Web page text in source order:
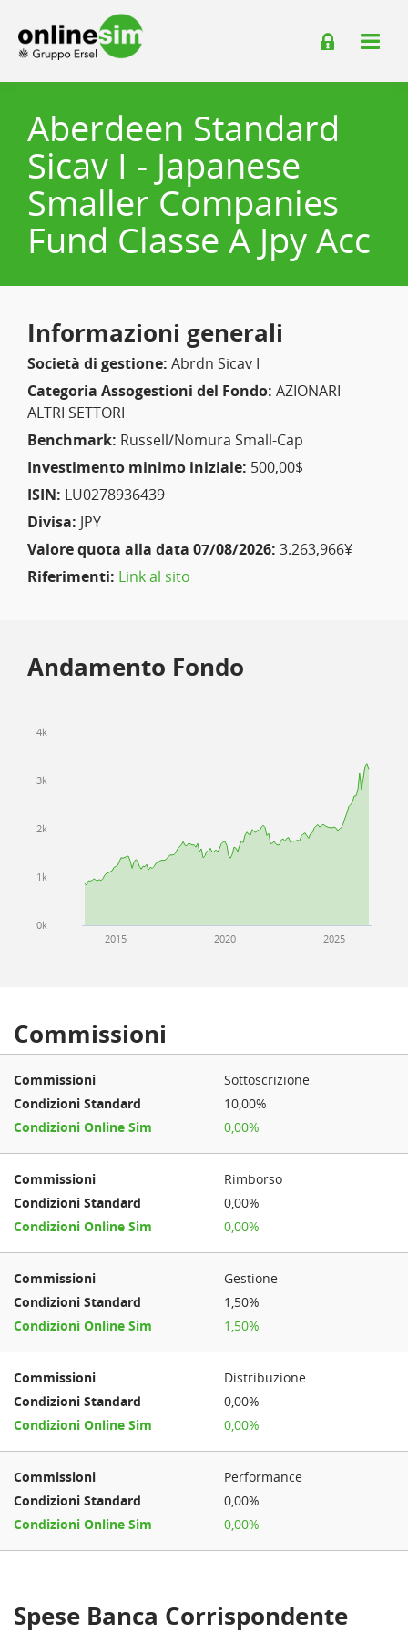
Aberdeen Standard
Sicav I - Japanese
Smaller Companies
Fund Classe A Jpy Acc
Informazioni generali
Società di gestione: Abrdn Sicav I
Categoria Assogestioni del Fondo: AZIONARI
ALTRI SETTORI
Benchmark: Russell/Nomura Small-Cap
Investimento minimo iniziale: 500,00$
ISIN: LU0278936439
Divisa: JPY
Valore quota alla data 07/08/2026: 3.263,966¥
Riferimenti: Link al sito
Andamento Fondo
2015 2020 2025
0k
1k
2k
3k
4k
Commissioni
Sottoscrizione
10,00%
0,00%
Rimborso
0,00%
0,00%
Gestione
1,50%
1,50%
Distribuzione
0,00%
0,00%
Performance
0,00%
0,00%
Spese Banca Corrispondente